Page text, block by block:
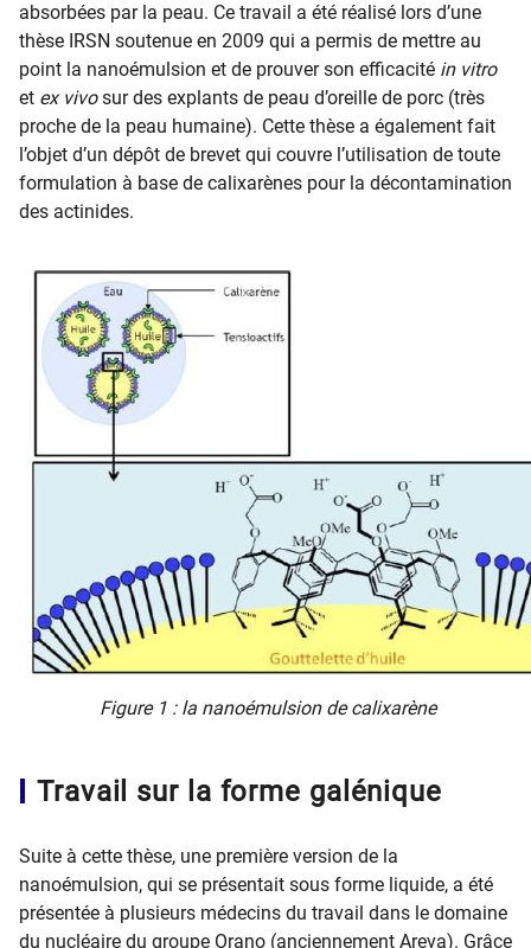
absorbées par la peau. Ce travail a été réalisé lors d’une
thèse IRSN soutenue en 2009 qui a permis de mettre au
point la nanoémulsion et de prouver son efficacité in vitro
et ex vivosur des explants de peau d’oreille de porc (très
proche de la peau humaine). Cette thèse a également fait
l’objet d’un dépôt de brevet qui couvre l’utilisation de toute
formulation à base de calixarènes pour la décontamination
des actinides.
Figure 1 : la nanoémulsion de calixarène
Travail sur la forme galénique
Suite à cette thèse, une première version de la
nanoémulsion, qui se présentait sous forme liquide, a été
présentée à plusieurs médecins du travail dans le domaine
du nucléaire du groupe Orano (anciennement Areva). Grâce